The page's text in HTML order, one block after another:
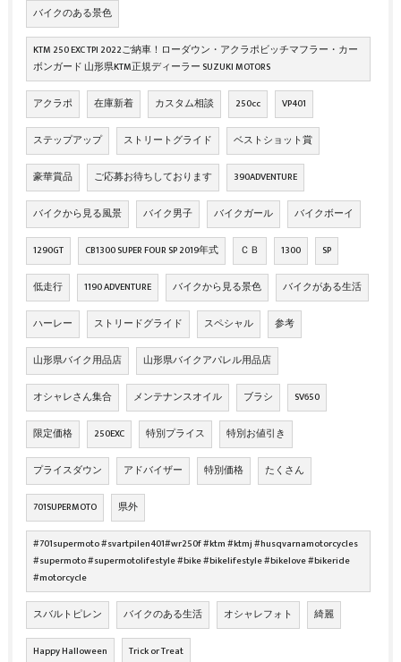
バイクのある景色
KTM 250 EXC TPI 2022ご納車！ローダウン・アクラポビッチマフラー・カー
ボンガード 山形県KTM正規ディーラー SUZUKI MOTORS
アクラポ 在庫新着 カスタム相談 250cc VP401
ステップアップ ストリートグライド ベストショット賞
豪華賞品 ご応募お待ちしております 390ADVENTURE
バイクから見る風景 バイク男子 バイクガール バイクボーイ
1290GT CB1300 SUPER FOUR SP 2019年式 ＣＢ 1300 SP
低走行 1190 ADVENTURE バイクから見る景色 バイクがある生活
ハーレー ストリードグライド スペシャル 参考
山形県バイク用品店 山形県バイクアパレル用品店
オシャレさん集合 メンテナンスオイル ブラシ SV650
限定価格 250EXC 特別プライス 特別お値引き
プライスダウン アドバイザー 特別価格 たくさん
701SUPERMOTO 県外
#701supermoto #svartpilen401#wr250f #ktm #ktmj #husqvarnamotorcycles
#supermoto #supermotolifestyle #bike #bikelifestyle #bikelove #bikeride
#motorcycle
スバルトピレン バイクのある生活 オシャレフォト 綺麗
Happy Halloween Trick or Treat